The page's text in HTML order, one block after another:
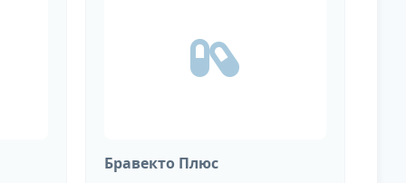
Бравекто Плюс